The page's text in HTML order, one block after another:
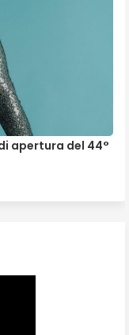
apertura del 44°